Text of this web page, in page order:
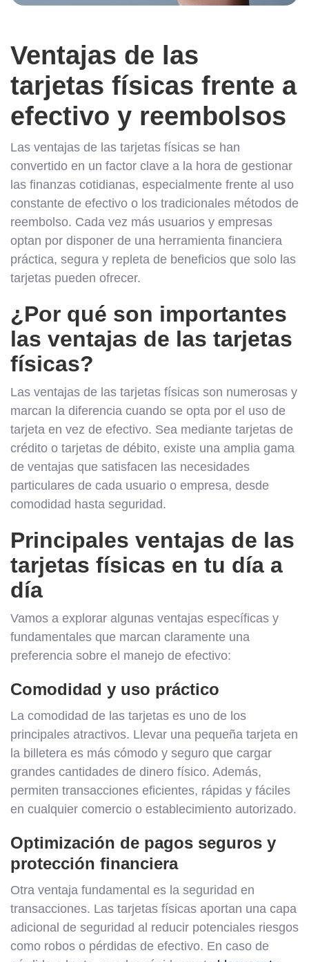
Ventajas de las
tarjetas físicas frente a
efectivo y reembolsos
Las ventajas de las tarjetas físicas se han
convertido en un factor clave a la hora de gestionar
las finanzas cotidianas, especialmente frente al uso
constante de efectivo o los tradicionales métodos de
reembolso. Cada vez más usuarios y empresas
optan por disponer de una herramienta financiera
práctica, segura y repleta de beneficios que solo las
tarjetas pueden ofrecer.
¿Por qué son importantes
las ventajas de las tarjetas
físicas?
Las ventajas de las tarjetas físicas son numerosas y
marcan la diferencia cuando se opta por el uso de
tarjeta en vez de efectivo. Sea mediante tarjetas de
crédito o tarjetas de débito, existe una amplia gama
de ventajas que satisfacen las necesidades
particulares de cada usuario o empresa, desde
comodidad hasta seguridad.
Principales ventajas de las
tarjetas físicas en tu día a
día
Vamos a explorar algunas ventajas específicas y
fundamentales que marcan claramente una
preferencia sobre el manejo de efectivo:
Comodidad y uso práctico
La comodidad de las tarjetas es uno de los
principales atractivos. Llevar una pequeña tarjeta en
la billetera es más cómodo y seguro que cargar
grandes cantidades de dinero físico. Además,
permiten transacciones eficientes, rápidas y fáciles
en cualquier comercio o establecimiento autorizado.
Optimización de pagos seguros y
protección financiera
Otra ventaja fundamental es la seguridad en
transacciones. Las tarjetas físicas aportan una capa
adicional de seguridad al reducir potenciales riesgos
como robos o pérdidas de efectivo. En caso de